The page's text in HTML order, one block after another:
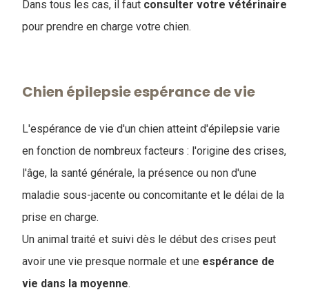
Dans tous les cas, il faut consulter votre vétérinaire
pour prendre en charge votre chien.
Chien épilepsie espérance de vie
L'espérance de vie d'un chien atteint d'épilepsie varie
en fonction de nombreux facteurs : l'origine des crises,
l'âge, la santé générale, la présence ou non d'une
maladie sous-jacente ou concomitante et le délai de la
prise en charge.
Un animal traité et suivi dès le début des crises peut
avoir une vie presque normale et une espérance de
vie dans la moyenne.